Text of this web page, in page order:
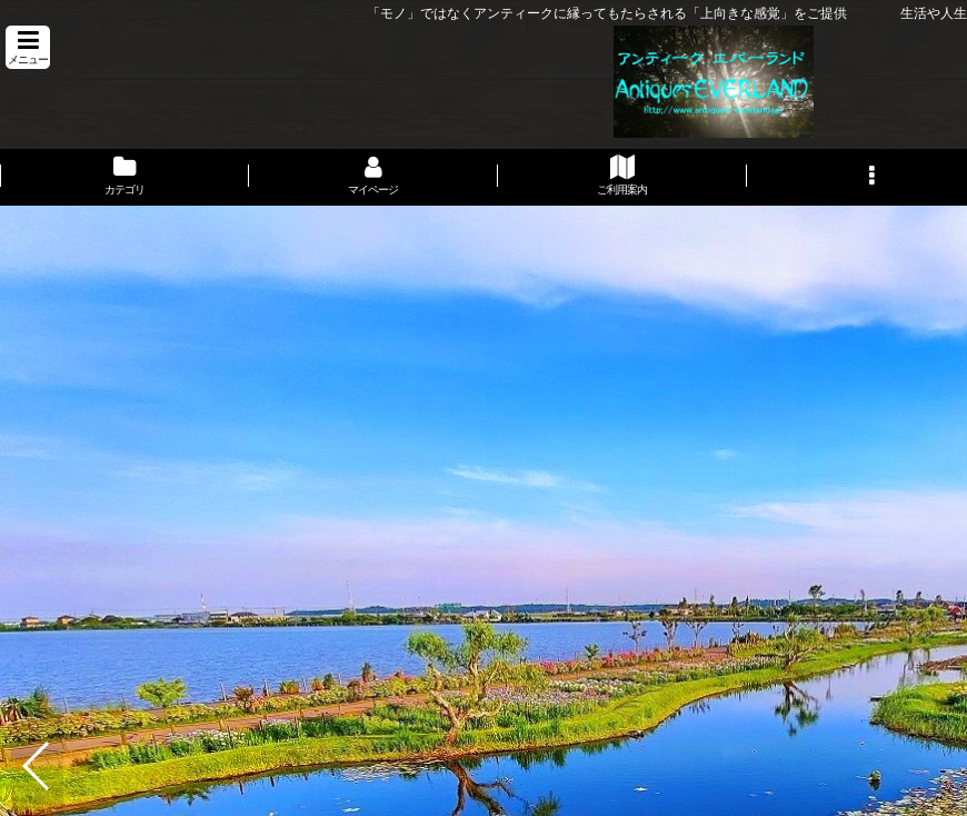
「モノ」ではなくアンティークに縁ってもたらされる「上向きな感覚」をご提供 生活や人生
メニュー
カテゴリ マイページ ご利用案内